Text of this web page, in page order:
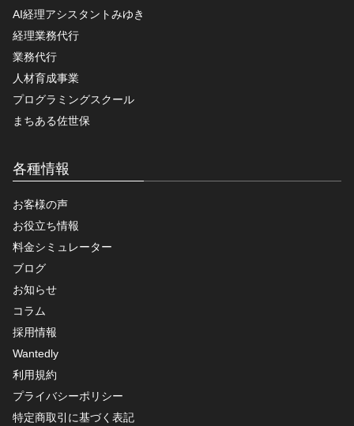
AI経理アシスタントみゆき
経理業務代行
業務代行
人材育成事業
プログラミングスクール
まちある佐世保
各種情報
お客様の声
お役立ち情報
料金シミュレーター
ブログ
お知らせ
コラム
採用情報
Wantedly
利用規約
プライバシーポリシー
特定商取引に基づく表記